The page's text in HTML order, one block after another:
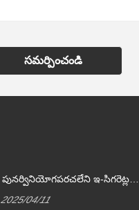
సమర్పించండి
పునర్వినియోగపరచలేని ఇ-సిగరెట్లను
బెల్జియం అవుతుంది
2025/04/11